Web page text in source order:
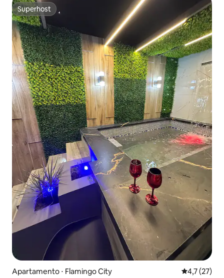
Superhost
Superhost
Apartamento ⋅ Flamingo City 4,7 de uma
4,7 (27)